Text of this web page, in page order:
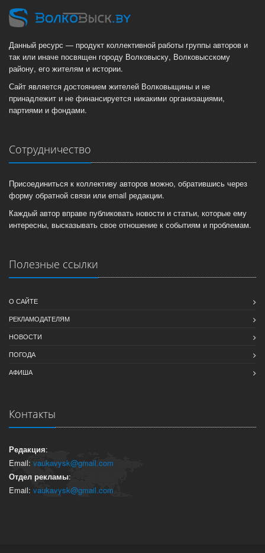
Данный ресурс — продукт коллективной работы группы авторов и
так или иначе посвящен городу Волковыску, Волковысскому
району, его жителям и истории.
Сайт является достоянием жителей Волковыщины и не
принадлежит и не финансируется никакими организациями,
партиями и фондами.
Сотрудничество
Присоединиться к коллективу авторов можно, обратившись через
форму обратной связи или email редакции.
Каждый автор вправе публиковать новости и статьи, которые ему
интересны, высказывать свое отношение к событиям и проблемам.
Полезные ссылки
О САЙТЕ
РЕКЛАМОДАТЕЛЯМ
НОВОСТИ
ПОГОДА
АФИША
Контакты
Редакция:
Email: vaukavysk@gmail.com
Отдел рекламы:
Email: vaukavysk@gmail.com